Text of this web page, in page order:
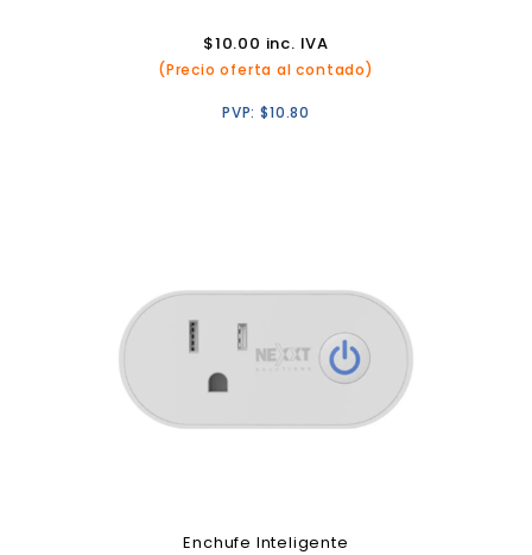
$10.00 inc. IVA
(Precio oferta al contado)
PVP:$10.80
Enchufe Inteligente